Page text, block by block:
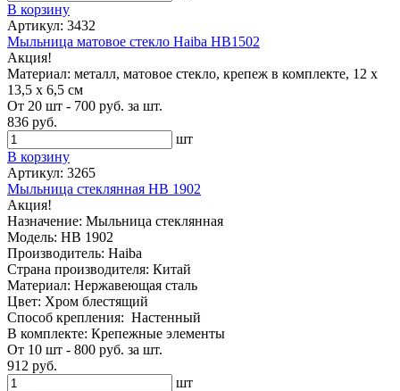
В корзину
Артикул: 3432
Мыльница матовое стекло Haiba HB1502
Акция!
Материал: металл, матовое стекло, крепеж в комплекте, 12 х
13,5 х 6,5 см
От 20 шт - 700 руб. за шт.
836 руб.
шт
В корзину
Артикул: 3265
Мыльница стеклянная HB 1902
Акция!
Назначение: Мыльница стеклянная
Модель: HB 1902
Производитель: Haiba
Страна производителя: Китай
Материал: Нержавеющая сталь
Цвет: Хром блестящий
Способ крепления: Настенный
В комплекте: Крепежные элементы
От 10 шт - 800 руб. за шт.
912 руб.
шт